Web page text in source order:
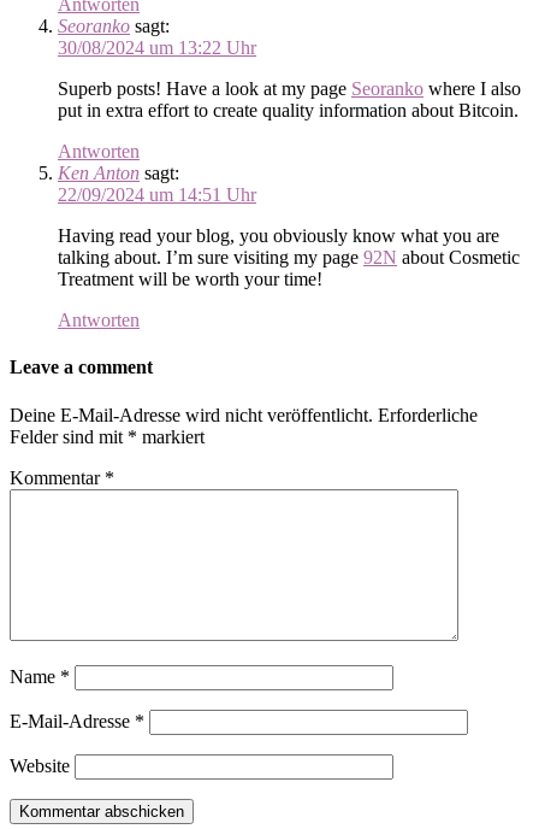
Antworten
Seoranko sagt:
30/08/2024 um 13:22 Uhr
Superb posts! Have a look at my page Seoranko where I also
put in extra effort to create quality information about Bitcoin.
Antworten
Ken Anton sagt:
22/09/2024 um 14:51 Uhr
Having read your blog, you obviously know what you are
talking about. I’m sure visiting my page 92N about Cosmetic
Treatment will be worth your time!
Antworten
Leave a comment
Deine E-Mail-Adresse wird nicht veröffentlicht. Erforderliche
Felder sind mit * markiert
Kommentar *
Name *
E-Mail-Adresse *
Website